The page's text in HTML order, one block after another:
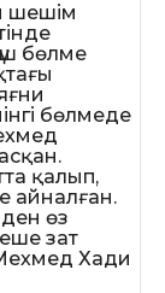
шешім
бөлме
бөлмеде
қалып,
айналған.
өз
зат
Хади